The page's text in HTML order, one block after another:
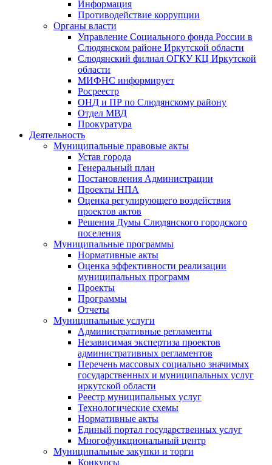
Информация
Противодействие коррупции
Органы власти
Управление Социального фонда России в
Слюдянском районе Иркутской области
Слюдянский филиал ОГКУ КЦ Иркутской
области
МИФНС информирует
Росреестр
ОНД и ПР по Слюдянскому району
Отдел МВД
Прокуратура
Деятельность
Муниципальные правовые акты
Устав города
Генеральный план
Постановления Администрации
Проекты НПА
Оценка регулирующего воздействия
проектов актов
Решения Думы Слюдянского городского
поселения
Муниципальные программы
Нормативные акты
Оценка эффективности реализации
муниципальных программ
Проекты
Программы
Отчеты
Муниципальные услуги
Административные регламенты
Независимая экспертиза проектов
административных регламентов
Перечень массовых социально значимых
государственных и муниципальных услуг
иркутской области
Реестр муниципальных услуг
Технологические схемы
Нормативные акты
Единый портал государственных услуг
Многофункциональный центр
Муниципальные закупки и торги
Конкурсы